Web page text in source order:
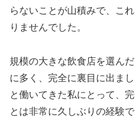
らないことが山積みで、こ
りませんでした。
規模の大きな飲食店を選ん
に多く、完全に裏目に出ま
と働いてきた私にとって、
とは非常に久しぶりの経験